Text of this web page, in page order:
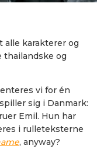
alle karakterer og
thailandske og
vi for én
sig i Danmark:
Emil. Hun har
i rulleteksterne
, anyway?